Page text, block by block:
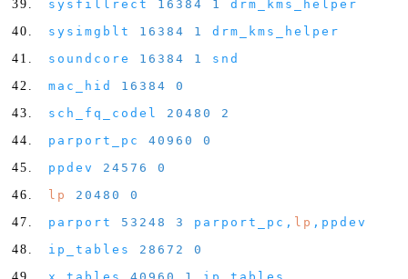
sysfillrect 16384 1
drm_kms_helper
sysimgblt 16384 1
drm_kms_helper
soundcore 16384 1
snd
mac_hid 16384
0
sch_fq_codel 20480
2
parport_pc 40960
0
ppdev 24576
0
lp
20480
0
parport 53248 3 parport_pc , lp , ppdev
ip_tables 28672
0